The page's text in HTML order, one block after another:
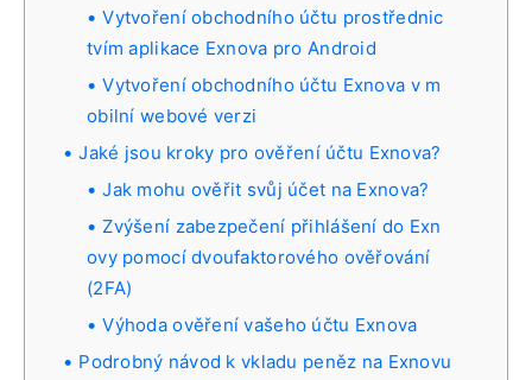
Vytvoření obchodního účtu prostřednic
tvím aplikace Exnova pro Android
Vytvoření obchodního účtu Exnova v m
obilní webové verzi
Jaké jsou kroky pro ověření účtu Exnova?
Jak mohu ověřit svůj účet na Exnova?
Zvýšení zabezpečení přihlášení do Exn
ovy pomocí dvoufaktorového ověřování
(2FA)
Výhoda ověření vašeho účtu Exnova
Podrobný návod k vkladu peněz na Exnovu